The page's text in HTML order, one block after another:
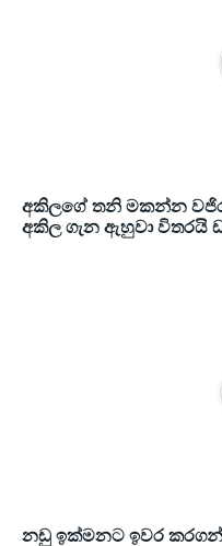
අකිලගේ තනි මකන්න
අකිල ගැන ඇහුවා විතරයි
නඩු ඉක්මනට ඉවර